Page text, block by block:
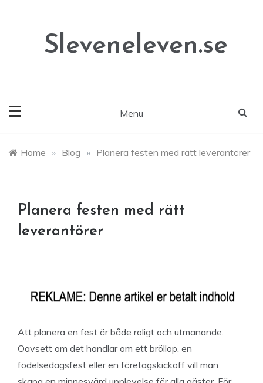
Sleveneleven.se
Menu
Home » Blog » Planera festen med rätt leverantörer
Planera festen med rätt
leverantörer
Att planera en fest är både roligt och utmanande.
Oavsett om det handlar om ett bröllop, en
födelsedagsfest eller en företagskickoff vill man